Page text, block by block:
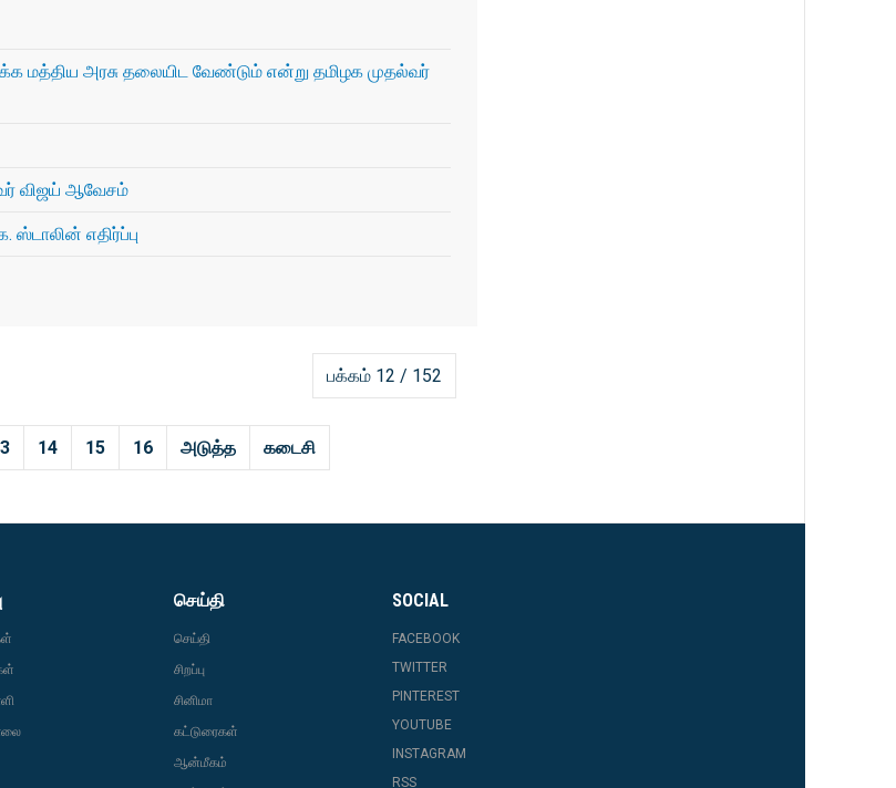
அரசு தலையிட வேண்டும் என்று தமிழக முதல்வர்
விஜய் ஆவேசம்
ஸ்டாலின் எதிர்ப்பு
பக்கம் 12 / 152
14 15 16 அடுத்த கடைசி
செய்தி
செய்தி
சிறப்பு
சினிமா
கட்டுரைகள்
ஆன்மீகம்
SOCIAL
FACEBOOK
TWITTER
PINTEREST
YOUTUBE
INSTAGRAM
RSS